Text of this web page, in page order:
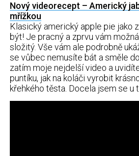
ARCHIV
FÓRUM
INZERCE
KONTAKT
Další
Nový videorecept – Americký
mřížkou
Klasický americký apple pie jako
být! Je pracný a zprvu vám
složitý. Vše vám ale podrobně
se vůbec nemusíte bát a směle
zatím moje nejdelší video a
puntíku, jak na koláči vyrobit
křehkého těsta. Docela jsem se u